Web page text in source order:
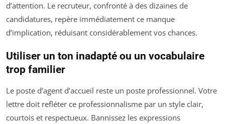
d’attention. Le recruteur, confronté à des dizaines de
candidatures, repère immédiatement ce manque
d’implication, réduisant considérablement vos chances.
Utiliser un ton inadapté ou un vocabulaire
trop familier
Le poste d’agent d’accueil reste un poste professionnel. Votre
lettre doit refléter ce professionnalisme par un style clair,
courtois et respectueux. Bannissez les expressions